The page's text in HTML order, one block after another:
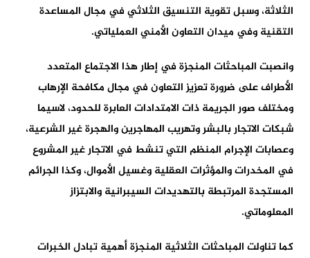
الثلاثة، وسبل تقوية التنسيق الثلاثي في مجال المساعدة
التقنية وفي ميدان التعاون الأمني العملياتي.
وانصبت المباحثات المنجزة في إطار هذا الاجتماع المتعدد
الأطراف على ضرورة تعزيز التعاون في مجال مكافحة الإرهاب
ومختلف صور الجريمة ذات الامتدادات العابرة للحدود، لاسيما
شبكات الاتجار بالبشر وتهريب المهاجرين والهجرة غير الشرعية،
وعصابات الإجرام المنظم التي تنشط في الاتجار غير المشروع
في المخدرات والمؤثرات العقلية وغسيل الأموال، وكذا الجرائم
المستجدة المرتبطة بالتهديدات السيبرانية والابتزاز
المعلوماتي.
كما تناولت المباحثات الثلاثية المنجزة أهمية تبادل الخبرات